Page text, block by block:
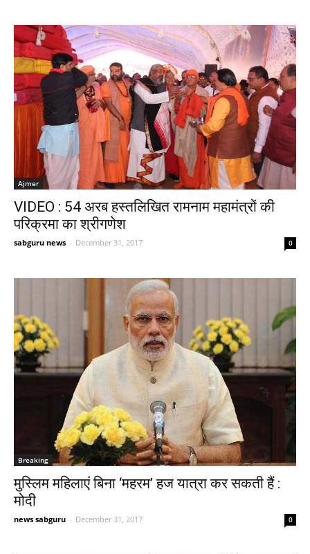
Ajmer
VIDEO : 54 अरब हस्तलिखित रामनाम महामंत्रों की
परिक्रमा का श्रीगणेश
sabguru news - December 31, 2017 0
Breaking
मुस्लिम महिलाएं बिना ‘महरम’ हज यात्रा कर सकती हैं :
मोदी
news sabguru - December 31, 2017 0